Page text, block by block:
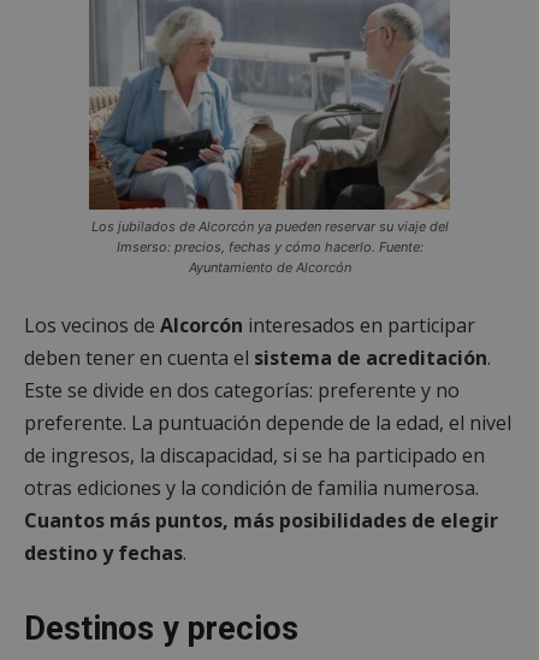
Los jubilados de Alcorcón ya pueden reservar su viaje del
Imserso: precios, fechas y cómo hacerlo. Fuente:
Ayuntamiento de Alcorcón
Los vecinos de Alcorcón interesados en participar
deben tener en cuenta el sistema de acreditación.
Este se divide en dos categorías: preferente y no
preferente. La puntuación depende de la edad, el nivel
de ingresos, la discapacidad, si se ha participado en
otras ediciones y la condición de familia numerosa.
Cuantos más puntos, más posibilidades de elegir
destino y fechas.
Destinos y precios